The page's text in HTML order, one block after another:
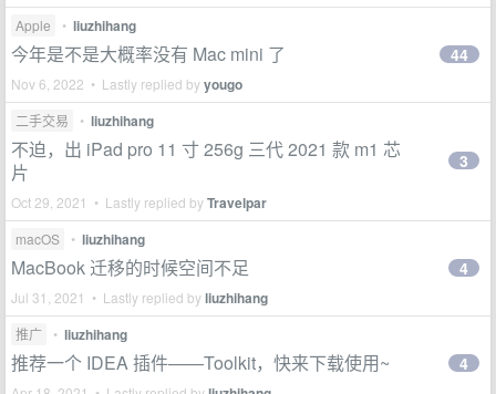
Apple • liuzhihang
今年是不是大概率没有 Mac mini 了
Nov 6, 2022 • Lastly replied byyougo
44
二手交易 • liuzhihang
不迫，出 iPad pro 11 寸 256g 三代 2021 款 m1 芯
片
Oct 29, 2021 • Lastly replied byTravelpar
3
macOS • liuzhihang
MacBook 迁移的时候空间不足
Jul 31, 2021 • Lastly replied byliuzhihang
4
推广 • liuzhihang
推荐一个 IDEA 插件——Toolkit，快来下载使用~ 4